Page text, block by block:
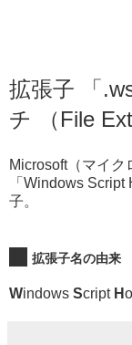
拡張子 「
チ （File
Microsoft（マイ
「Windows
子。
拡張子名の由来
Windows Script H